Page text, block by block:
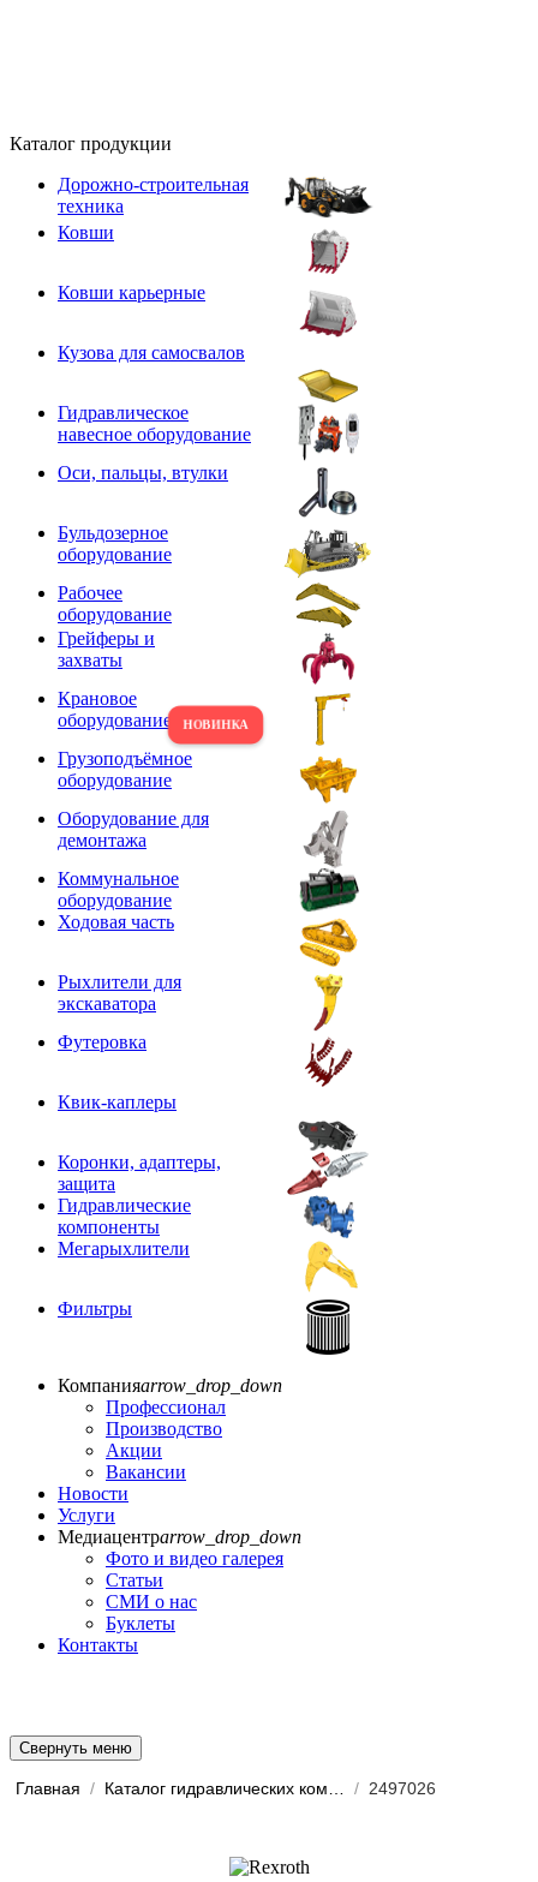
Каталог продукции
Дорожно-строительная
техника
Ковши
Ковши карьерные
Кузова для самосвалов
Гидравлическое
навесное оборудование
Оси, пальцы, втулки
Бульдозерное
оборудование
Рабочее
оборудование
Грейферы и
захваты
Крановое
оборудование
Грузоподъёмное
оборудование
Оборудование для
демонтажа
Коммунальное
оборудование
Ходовая часть
Рыхлители для
экскаватора
Футеровка
Квик-каплеры
Коронки, адаптеры,
защита
Гидравлические
компоненты
Мегарыхлители
Фильтры
Компанияarrow_drop_down
Профессионал
Производство
Акции
Вакансии
Новости
Услуги
Медиацентрarrow_drop_down
Фото и видео галерея
Статьи
СМИ о нас
Буклеты
Контакты
Свернуть меню
Главная / / 2497026